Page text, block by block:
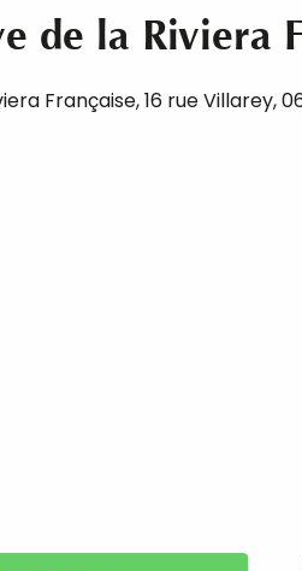
de la Riviera
Française, 16 rue Villarey,